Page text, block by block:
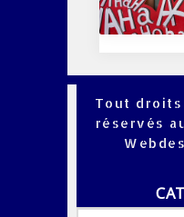
Tout
réservés